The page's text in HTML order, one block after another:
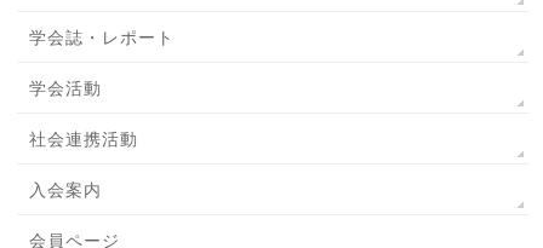
学会誌・レポート
学会活動
社会連携活動
入会案内
会員ページ